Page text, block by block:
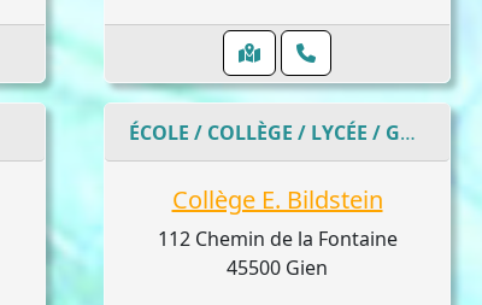
ÉCOLE / COLLÈGE / LYCÉE / GYMNASE
Collège E. Bildstein
112 Chemin de la Fontaine
45500 Gien